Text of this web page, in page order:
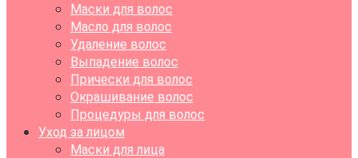
Маски для волос
Масло для волос
Удаление волос
Выпадение волос
Прически для волос
Окрашивание волос
Процедуры для волос
Уход за лицом
Маски для лица